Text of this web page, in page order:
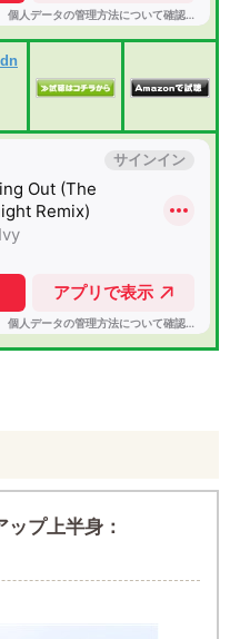
ップ上半身：